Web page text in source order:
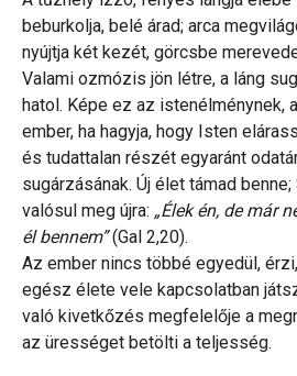
beburkolja, belé árad; arca
nyújtja két kezét, görcsbe
Valami ozmózis jön létre, a láng
hatol. Képe ez az istenélménynek,
ember, ha hagyja, hogy Isten
és tudattalan részét egyaránt
sugárzásának. Új élet támad
valósul meg újra: „Élek én, de már
él bennem”(Gal 2,20).
Az ember nincs többé egyedül,
egész élete vele kapcsolatban
való kivetkőzés megfelelője a
az ürességet betölti a teljesség.